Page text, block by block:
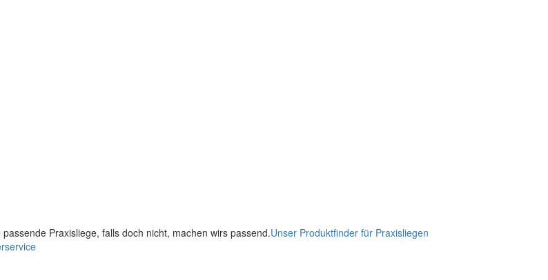
Praxisliege, falls doch nicht, machen wirs passend.Unser Produktfinder für Praxisliegen